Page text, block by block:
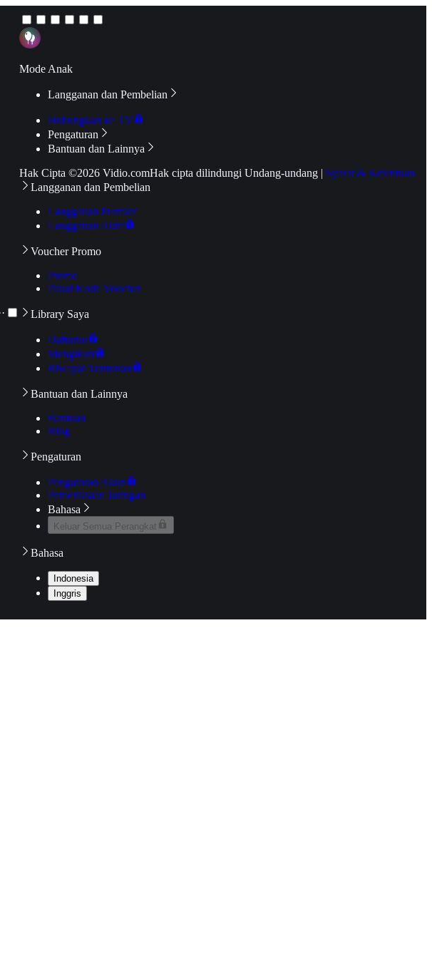
Mode Anak
Langganan dan Pembelian
Hubungkan ke TV
Pengaturan
Bantuan dan Lainnya
Hak Cipta ©2026 Vidio.comHak cipta dilindungi Undang-undang | Syarat & Ketentuan
Langganan dan Pembelian
Langganan Premier
Langganan Aktif
Voucher Promo
Promo
Pakai Kode Voucher
Library Saya
Daftarku
Mengikuti
Riwayat Tontonan
Bantuan dan Lainnya
Bantuan
Blog
Pengaturan
Pengaturan Akun
Pemeriksaan Jaringan
Bahasa
Keluar Semua Perangkat
Bahasa
Indonesia
Inggris